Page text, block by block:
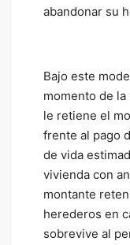
abandonar su
Bajo este
momento de
le retiene el
frente al pago
de vida
vivienda con
montante
herederos en
sobrevive al